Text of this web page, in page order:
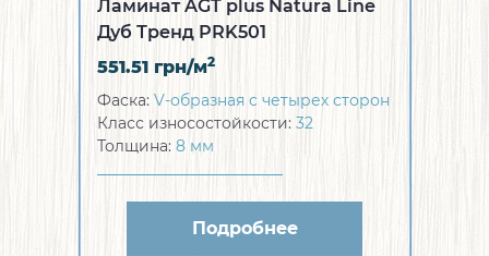
Ламинат AGT plus Natura Line
Дуб Тренд PRK501
551.51 грн/м2
Фаска: V-образная с четырех сторон
Класс износостойкости: 32
Толщина: 8 мм
Подробнее